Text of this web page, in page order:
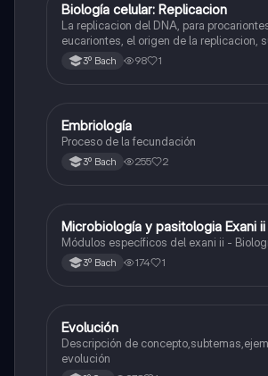
Biología
Biología celular: Replicacion
La replicacion del DNA, para
eucariontes, el origen de la replicacion,
las enzimas que participan en la síntesis,
3º Bach 98 1
Biología
Embriología
Proceso de la fecundación
3º Bach 255 2
Biología
Microbiología y pasitologia Exani ii
Módulos específicos del exani ii -
3º Bach 174 1
Biología
Evolución
Descripción de
evolución